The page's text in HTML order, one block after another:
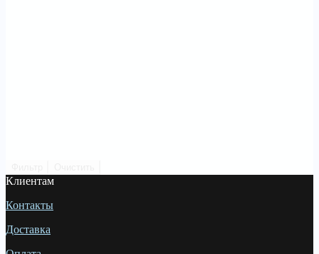
Клиентам
Контакты
Доставка